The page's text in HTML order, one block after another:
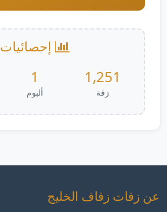
إحصائيات
1,251
زفة
1
ألبوم
عن زفات زفاف الخليج